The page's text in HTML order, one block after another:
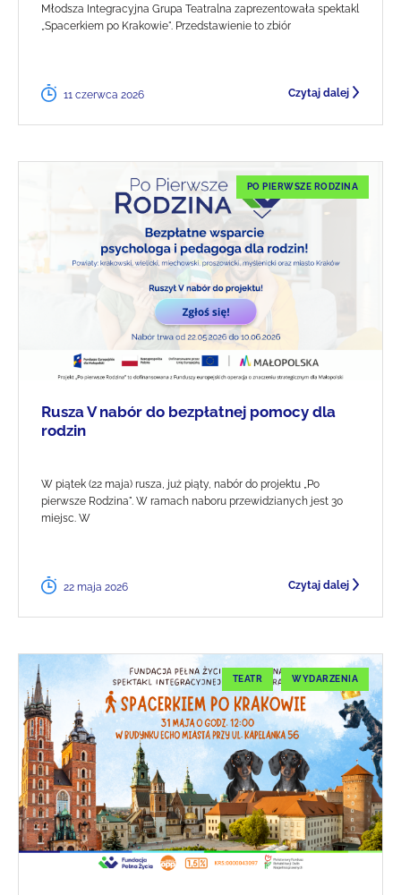
Młodsza Integracyjna Grupa Teatralna zaprezentowała spektakl
„Spacerkiem po Krakowie". Przedstawienie to zbiór
11 czerwca 2026 Czytaj dalej
PO PIERWSZE RODZINA
Rusza V nabór do bezpłatnej pomocy dla
rodzin
W piątek (22 maja) rusza, już piąty, nabór do projektu „Po
pierwsze Rodzina". W ramach naboru przewidzianych jest 30
miejsc. W
22 maja 2026 Czytaj dalej
TEATR WYDARZENIA